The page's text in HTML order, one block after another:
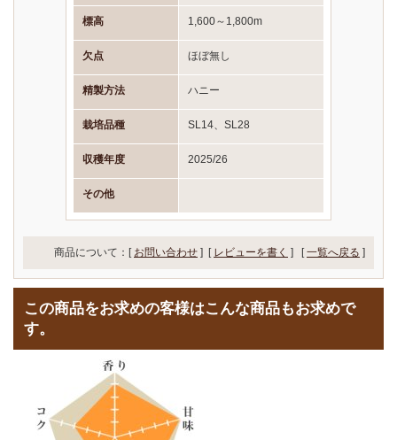
標高 1,600～1,800m
欠点 ほぼ無し
精製方法 ハニー
栽培品種 SL14、SL28
収穫年度 2025/26
その他
商品について：[ お問い合わせ ] [ レビューを書く ] [一覧へ戻る ]
この商品をお求めの客様はこんな商品もお求めで
す。